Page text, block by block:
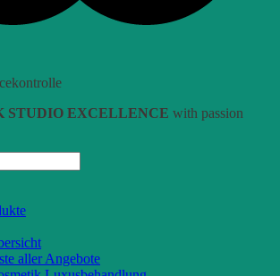
STUDIO EXCELLENCE with passion
aller Angebote